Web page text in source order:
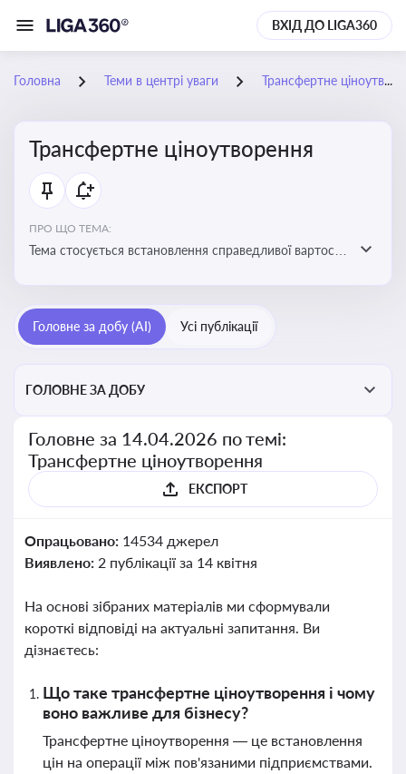
ВХІД ДО LIGA360
Головна Теми в центрі уваги Трансфертне ціноутворення
Трансфертне ціноутворення
ПРО ЩО ТЕМА:
Тема стосується встановлення справедливої вартості
Головне за добу (AI) Усі публікації
ГОЛОВНЕ ЗА ДОБУ
Головне за 14.04.2026 по темі:
Трансфертне ціноутворення
ЕКСПОРТ
Опрацьовано: 14534 джерел
Виявлено: 2 публікації за 14 квітня
На основі зібраних матеріалів ми сформували
короткі відповіді на актуальні запитання. Ви
дізнаєтесь:
Що таке трансфертне ціноутворення і чому
воно важливе для бізнесу?
Трансфертне ціноутворення — це встановлення
цін на операції між пов'язаними підприємствами.